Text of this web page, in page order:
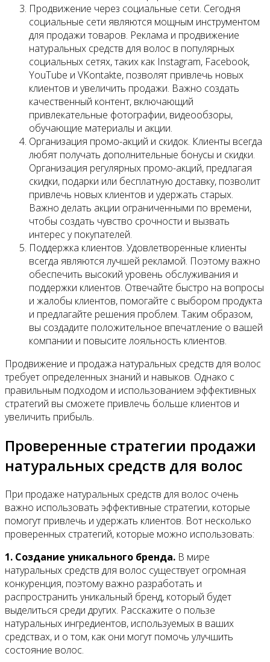
Продвижение через социальные сети. Сегодня
социальные сети являются мощным инструментом
для продажи товаров. Реклама и продвижение
натуральных средств для волос в популярных
социальных сетях, таких как Instagram, Facebook,
YouTube и VKontakte, позволят привлечь новых
клиентов и увеличить продажи. Важно создать
качественный контент, включающий
привлекательные фотографии, видеообзоры,
обучающие материалы и акции.
Организация промо-акций и скидок. Клиенты всегда
любят получать дополнительные бонусы и скидки.
Организация регулярных промо-акций, предлагая
скидки, подарки или бесплатную доставку, позволит
привлечь новых клиентов и удержать старых.
Важно делать акции ограниченными по времени,
чтобы создать чувство срочности и вызвать
интерес у покупателей.
Поддержка клиентов. Удовлетворенные клиенты
всегда являются лучшей рекламой. Поэтому важно
обеспечить высокий уровень обслуживания и
поддержки клиентов. Отвечайте быстро на вопросы
и жалобы клиентов, помогайте с выбором продукта
и предлагайте решения проблем. Таким образом,
вы создадите положительное впечатление о вашей
компании и повысите лояльность клиентов.
Продвижение и продажа натуральных средств для волос
требует определенных знаний и навыков. Однако с
правильным подходом и использованием эффективных
стратегий вы сможете привлечь больше клиентов и
увеличить прибыль.
Проверенные стратегии продажи
натуральных средств для волос
При продаже натуральных средств для волос очень
важно использовать эффективные стратегии, которые
помогут привлечь и удержать клиентов. Вот несколько
проверенных стратегий, которые можно использовать:
1. Создание уникального бренда. В мире
натуральных средств для волос существует огромная
конкуренция, поэтому важно разработать и
распространить уникальный бренд, который будет
выделиться среди других. Расскажите о пользе
натуральных ингредиентов, используемых в ваших
средствах, и о том, как они могут помочь улучшить
состояние волос.